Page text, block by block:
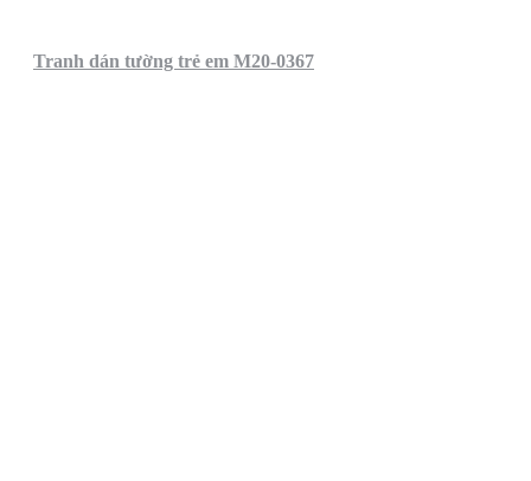
Tranh dán tường trẻ em M20-0367